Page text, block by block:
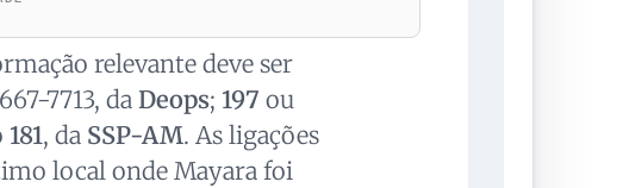
relevante deve ser
7713, da Deops; 197 ou
181, da SSP-AM. As ligações
local onde Mayara foi